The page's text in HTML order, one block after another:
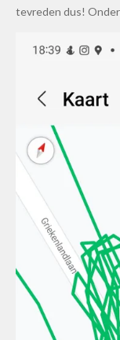
tevreden dus!